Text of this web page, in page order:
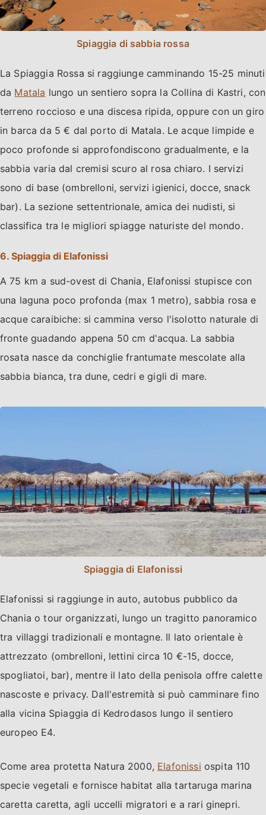
Spiaggia di sabbia rossa
La Spiaggia Rossa si raggiunge camminando 15-25 minuti
da Matala lungo un sentiero sopra la Collina di Kastri, con
terreno roccioso e una discesa ripida, oppure con un giro
in barca da 5 € dal porto di Matala. Le acque limpide e
poco profonde si approfondiscono gradualmente, e la
sabbia varia dal cremisi scuro al rosa chiaro. I servizi
sono di base (ombrelloni, servizi igienici, docce, snack
bar). La sezione settentrionale, amica dei nudisti, si
classifica tra le migliori spiagge naturiste del mondo.
6. Spiaggia di Elafonissi
A 75 km a sud-ovest di Chania, Elafonissi stupisce con
una laguna poco profonda (max 1 metro), sabbia rosa e
acque caraibiche: si cammina verso l'isolotto naturale di
fronte guadando appena 50 cm d'acqua. La sabbia
rosata nasce da conchiglie frantumate mescolate alla
sabbia bianca, tra dune, cedri e gigli di mare.
Spiaggia di Elafonissi
Elafonissi si raggiunge in auto, autobus pubblico da
Chania o tour organizzati, lungo un tragitto panoramico
tra villaggi tradizionali e montagne. Il lato orientale è
attrezzato (ombrelloni, lettini circa 10 €-15, docce,
spogliatoi, bar), mentre il lato della penisola offre calette
nascoste e privacy. Dall'estremità si può camminare fino
alla vicina Spiaggia di Kedrodasos lungo il sentiero
europeo E4.
Come area protetta Natura 2000, Elafonissi ospita 110
specie vegetali e fornisce habitat alla tartaruga marina
caretta caretta, agli uccelli migratori e a rari ginepri.